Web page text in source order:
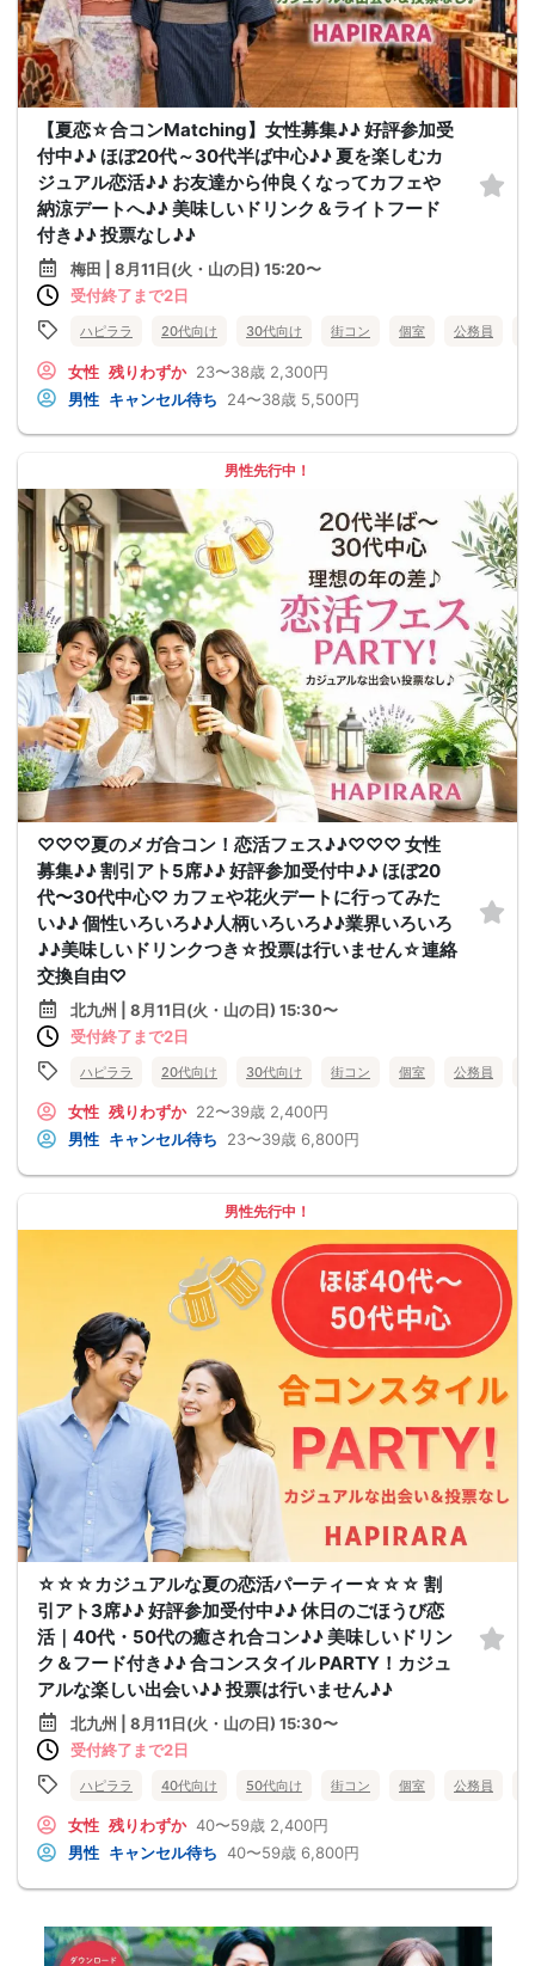
【夏恋☆合コンMatching】女性募集♪♪ 好評参加受
付中♪♪ ほぼ20代～30代半ば中心♪♪ 夏を楽しむカ
ジュアル恋活♪♪ お友達から仲良くなってカフェや
納涼デートへ♪♪ 美味しいドリンク＆ライトフード
付き♪♪ 投票なし♪♪
梅田 | 8月11日(火・山の日) 15:20〜
受付終了まで2日
ハピララ 20代向け 30代向け 街コン 個室 公務員
女性 残りわずか 23〜38歳 2,300円
男性 キャンセル待ち 24〜38歳 5,500円
男性先行中！
♡♡♡夏のメガ合コン！恋活フェス♪♪♡♡♡ 女性
募集♪♪ 割引アト5席♪♪ 好評参加受付中♪♪ ほぼ20
代〜30代中心♡ カフェや花火デートに行ってみた
い♪♪ 個性いろいろ♪♪人柄いろいろ♪♪業界いろいろ
♪♪美味しいドリンクつき☆投票は行いません☆連絡
交換自由♡
北九州 | 8月11日(火・山の日) 15:30〜
受付終了まで2日
ハピララ 20代向け 30代向け 街コン 個室 公務員
女性 残りわずか 22〜39歳 2,400円
男性 キャンセル待ち 23〜39歳 6,800円
男性先行中！
☆☆☆カジュアルな夏の恋活パーティー☆☆☆ 割
引アト3席♪♪ 好評参加受付中♪♪ 休日のごほうび恋
活｜40代・50代の癒され合コン♪♪ 美味しいドリン
ク＆フード付き♪♪ 合コンスタイル PARTY！カジュ
アルな楽しい出会い♪♪ 投票は行いません♪♪
北九州 | 8月11日(火・山の日) 15:30〜
受付終了まで2日
ハピララ 40代向け 50代向け 街コン 個室 公務員
女性 残りわずか 40〜59歳 2,400円
男性 キャンセル待ち 40〜59歳 6,800円